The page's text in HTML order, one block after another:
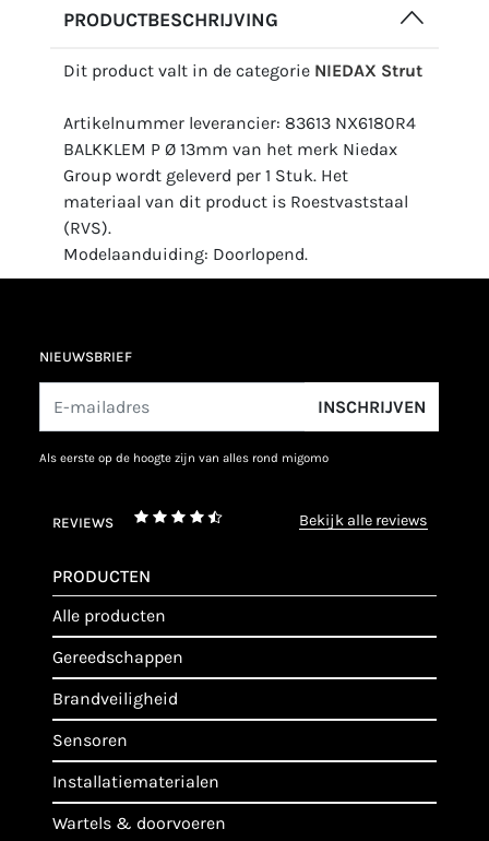
PRODUCTBESCHRIJVING
Dit product valt in de categorie NIEDAX Strut
Artikelnummer leverancier: 83613 NX6180R4
BALKKLEM P Ø 13mm van het merk Niedax
Group wordt geleverd per 1 Stuk. Het
materiaal van dit product is Roestvaststaal
(RVS).
Modelaanduiding: Doorlopend.
NIEUWSBRIEF
INSCHRIJVEN
als eerste op de hoogte zijn van alles rond migomo
REVIEWS bekijk alle reviews
PRODUCTEN
alle producten
gereedschappen
brandveiligheid
sensoren
installatiematerialen
wartels & doorvoeren